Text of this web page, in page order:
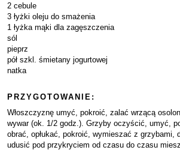
2 cebule
3 łyżki oleju do smażenia
1 łyżka mąki dla zagęszczenia
sól
pieprz
pół szkl. śmietany jogurtowej
natka
PRZYGOTOWANIE:
Włoszczyznę umyć, pokroić, zalać wrzącą
wywar (ok. 1/2 godz.). Grzyby oczyścić, umyć,
obrać, opłukać, pokroić, wymieszać z grzybami,
udusić pod przykryciem od czasu do czasu